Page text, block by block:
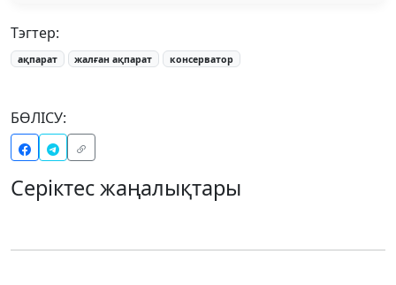
Тэгтер:
ақпарат жалған ақпарат консерватор
БӨЛІСУ:
Серіктес жаңалықтары